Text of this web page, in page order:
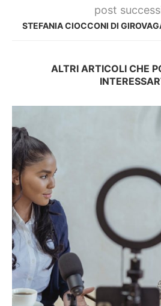
post
STEFANIA CIOCCONI DI
ALTRI ARTICOLI CHE